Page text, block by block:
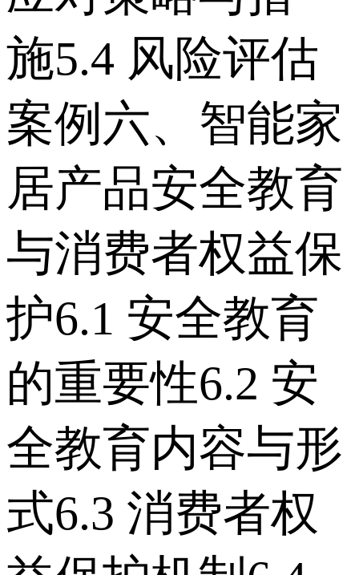
施 5.4 风险评估
案例 六、智能家
居产品安全教育
与消费者权益保
护 6.1 安全教育
的重要性 6.2 安
全教育内容与形
式 6.3 消费者权